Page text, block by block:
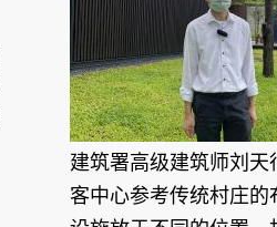
建筑署高级建筑师刘天
客中心参考传统村庄的